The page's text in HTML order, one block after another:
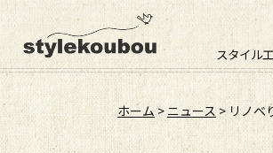
スタイル
ホーム> ニュース > リノベ